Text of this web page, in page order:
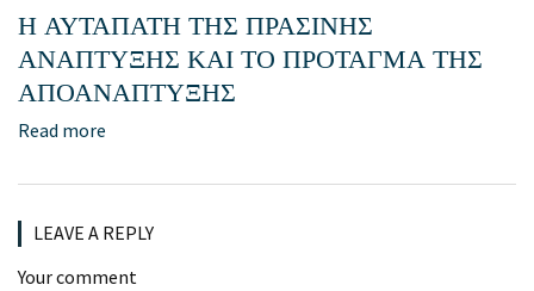
Η ΑΥΤΑΠΑΤΗ ΤΗΣ ΠΡΑΣΙΝΗΣ
ΑΝΑΠΤΥΞΗΣ ΚΑΙ ΤΟ ΠΡΟΤΑΓΜΑ ΤΗΣ
ΑΠΟΑΝΑΠΤΥΞΗΣ
Read more
LEAVE A REPLY
Your comment